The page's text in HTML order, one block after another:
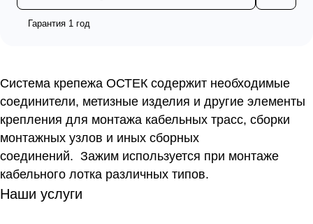
Гарантия 1 год
Система крепежа ОСТЕК содержит необходимые
соединители, метизные изделия и другие элементы
крепления для монтажа кабельных трасс, сборки
монтажных узлов и иных сборных
соединений. Зажим используется при монтаже
кабельного лотка различных типов.
Наши услуги